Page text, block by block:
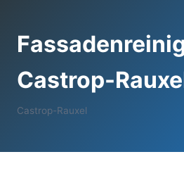
Castrop-
Castrop-Rauxel